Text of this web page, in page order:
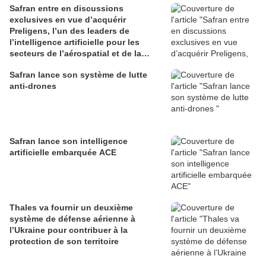
Safran entre en discussions
exclusives en vue d’acquérir
Preligens, l’un des leaders de
l’intelligence artificielle pour les
secteurs de l’aérospatial et de la
Safran lance son système de lutte
anti-drones
Safran lance son intelligence
artificielle embarquée ACE
Thales va fournir un deuxième
système de défense aérienne à
l’Ukraine pour contribuer à la
protection de son territoire